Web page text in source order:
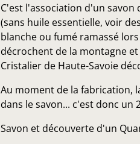
C'est l'association d'un savon
(sans huile essentielle, voir
blanche ou fumé ramassé
décrochent de la montagne
Cristalier de Haute-Savoie
Au moment de la fabrication,
dans le savon... c'est donc un
Savon et découverte d'un